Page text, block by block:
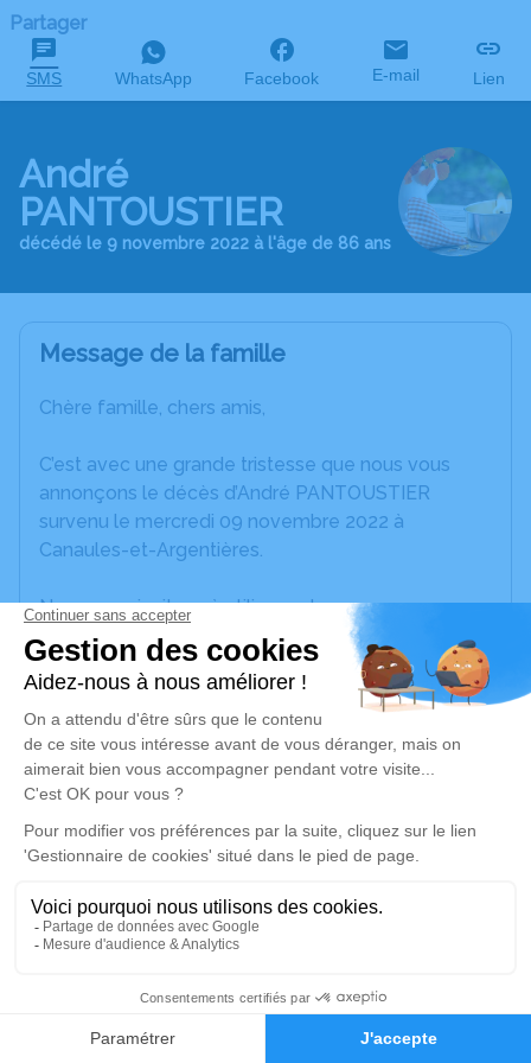
Faire-part Hommages
Partager
SMS WhatsApp Facebook E-mail Lien
André
PANTOUSTIER
décédé le 9 novembre 2022 à l'âge de 86 ans
Message de la famille
Chère famille, chers amis,
C’est avec une grande tristesse que nous vous
annonçons le décès d’André PANTOUSTIER
survenu le mercredi 09 novembre 2022 à
Canaules-et-Argentières.
Nous vous invitons à utiliser cet espace pour
laisser vos condoléances, partager des photos
souvenirs, une anecdote ou exprimer vos pensées
à travers des poèmes ou des textes. Cet endroit
est un lieu d'expression dédié à honorer la
mémoire d’André PANTOUSTIER.
Un service de plantation d’arbre hommage est
disponible ici.
Je rends hommage
mardi 15 novembre 2022 à 17h30
Crématorium d'Alès de Saint-Martin-de-